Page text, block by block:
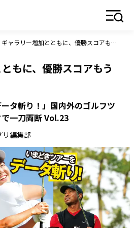
ギャラリー増加とともに、優勝スコアもうなぎのぼり!!
もに、優勝スコアもう
ータ斬り！」国内外のゴルフツ
一刀両断 Vol.23
リ編集部